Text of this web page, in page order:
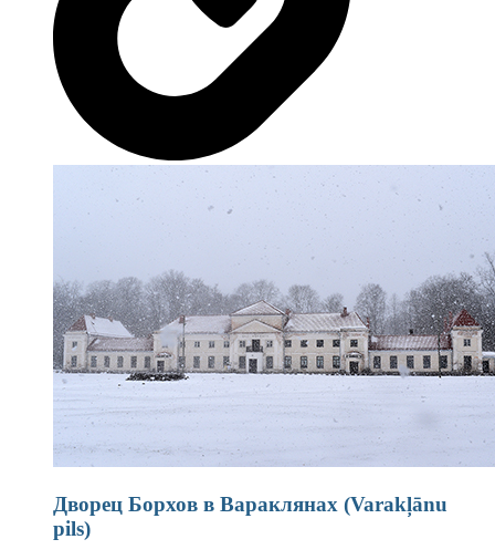
Дворец Борхов в Вараклянах (Varakļānu
pils)